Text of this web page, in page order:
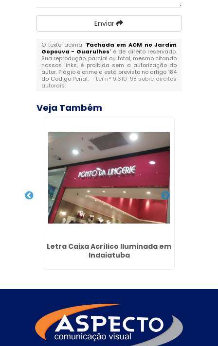
Enviar
O texto acima "Fachada em ACM no Jardim
Gopouva - Guarulhos" é de direito reservado.
Sua reprodução, parcial ou total, mesmo citando
nossos links, é proibida sem a autorização do
autor. Plágio é crime e está previsto no artigo 184
do Código Penal. – Lei n° 9.610-98 sobre direitos
autorais.
Veja Também
Letra Caixa Acrílico Iluminada em
Indaiatuba